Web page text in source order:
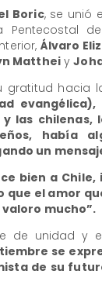
Boric, se unió
Pentecostal
Álvaro
Mattheiy
gratitud hacia
las chilenas,
había
un
bien a
que el amor
mucho”.
de unidad y
se
de su